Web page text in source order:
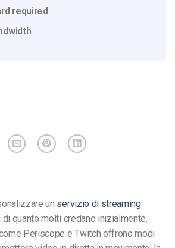
required
un servizio di streaming
quanto molti credano inizialmente.
Periscope e Twitch offrono modi